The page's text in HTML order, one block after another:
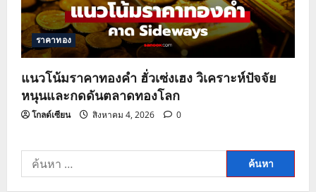
ราคาทอง
แนวโน้มราคาทองคำ ฮั่วเซ่งเฮง วิเคราะห์ปัจจัย
หนุนและกดดันตลาดทองโลก
โกลด์เซียน สิงหาคม 4, 2026 0
ค้นหา
สำหรับ: